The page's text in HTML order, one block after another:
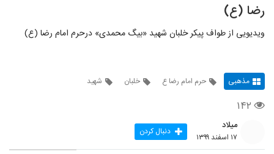
رضا (ع)
ویدیویی از طواف پیکر خلبان شهید «بیگ محمدی» درحرم امام رضا (ع)
مذهبی حرم امام رضا ع خلبان شهید
۱۴۲
میلاد
۱۷ اسفند ۱۳۹۹ دنبال کردن